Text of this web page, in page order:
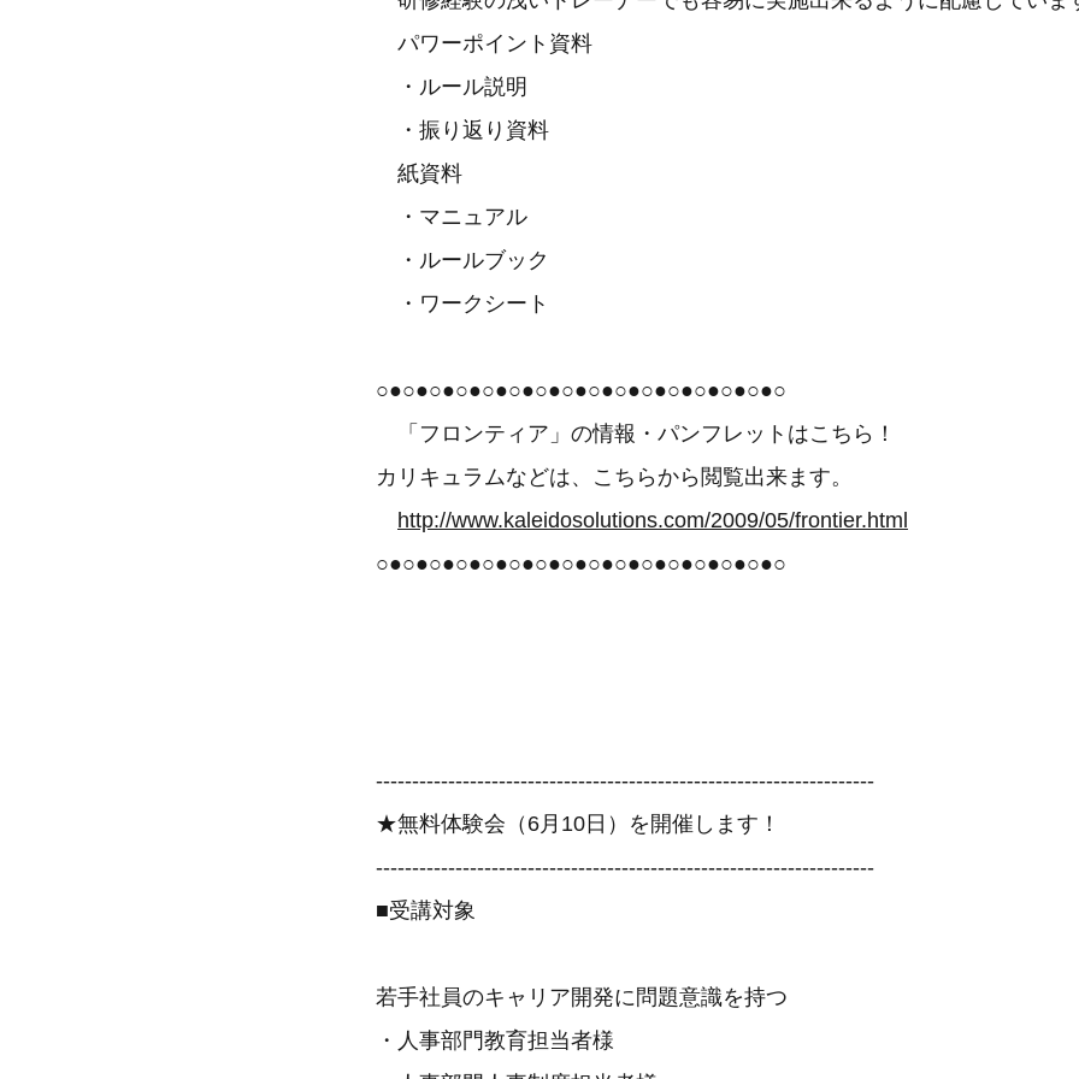
パワーポイント資料
・ルール説明
・振り返り資料
紙資料
・マニュアル
・ルールブック
・ワークシート
○●○●○●○●○●○●○●○●○●○●○●○●○●○●○●○
「フロンティア」の情報・パンフレットはこちら！
カリキュラムなどは、こちらから閲覧出来ます。
http://www.kaleidosolutions.com/2009/05/frontier.html
○●○●○●○●○●○●○●○●○●○●○●○●○●○●○●○
---------------------------------------------------------------------
★無料体験会（6月10日）を開催します！
---------------------------------------------------------------------
■受講対象
若手社員のキャリア開発に問題意識を持つ
・人事部門教育担当者様